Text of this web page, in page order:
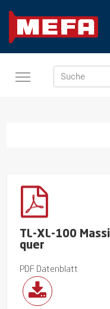
Suche
TL-XL-100
quer
PDF Datenblatt